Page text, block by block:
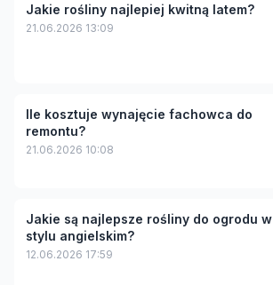
Jakie rośliny najlepiej kwitną latem?
21.06.2026 13:09
Ile kosztuje wynajęcie fachowca do
remontu?
21.06.2026 10:08
Jakie są najlepsze rośliny do ogrodu w
stylu angielskim?
12.06.2026 17:59